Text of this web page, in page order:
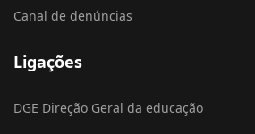
Canal de denúncias
Ligações
DGE Direção Geral da educação